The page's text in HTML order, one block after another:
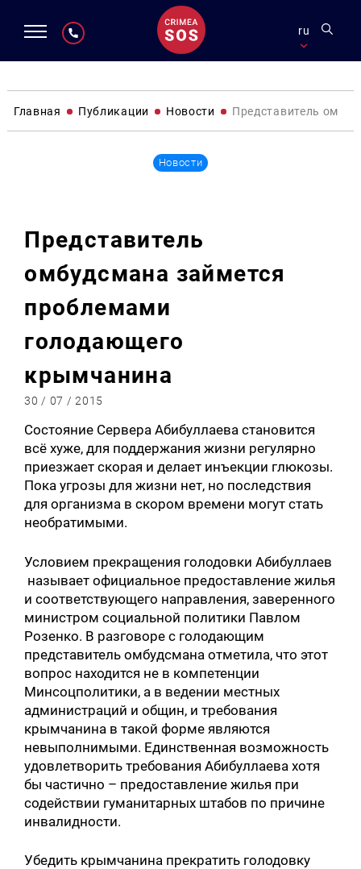
ru
Главная Публикации Новости Представитель
Новости
Представитель
омбудсмана займется
проблемами
голодающего
крымчанина
30 / 07 / 2015
Состояние Сервера Абибуллаева становится
всё хуже, для поддержания жизни регулярно
приезжает скорая и делает инъекции глюкозы.
Пока угрозы для жизни нет, но последствия
для организма в скором времени могут стать
необратимыми.
Условием прекращения голодовки Абибуллаев
называет официальное предоставление жилья
и соответствующего направления, заверенного
министром социальной политики Павлом
Розенко. В разговоре с голодающим
представитель омбудсмана отметила, что этот
вопрос находится не в компетенции
Минсоцполитики, а в ведении местных
администраций и общин, и требования
крымчанина в такой форме являются
невыполнимыми. Единственная возможность
удовлетворить требования Абибуллаева хотя
бы частично – предоставление жилья при
содействии гуманитарных штабов по причине
инвалидности.
Убедить крымчанина прекратить голодовку